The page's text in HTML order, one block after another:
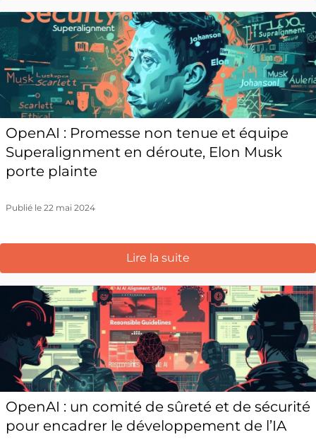
OpenAI : Promesse non tenue et équipe
Superalignment en déroute, Elon Musk
porte plainte
Publié le 22 mai 2024
Lire la suite
OpenAI : un comité de sûreté et de sécurité
pour encadrer le développement de l’IA